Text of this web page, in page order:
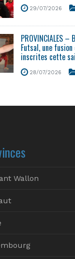
29/07/2026
PROVINCIALES –
Futsal, une
inscrites cette
28/07/2026
Wallon